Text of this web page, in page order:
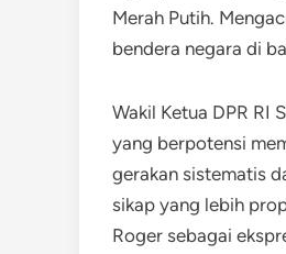
Merah Putih.
bendera negara di
Wakil Ketua DPR RI
yang berpotensi
gerakan sistematis
sikap yang lebih
Roger sebagai